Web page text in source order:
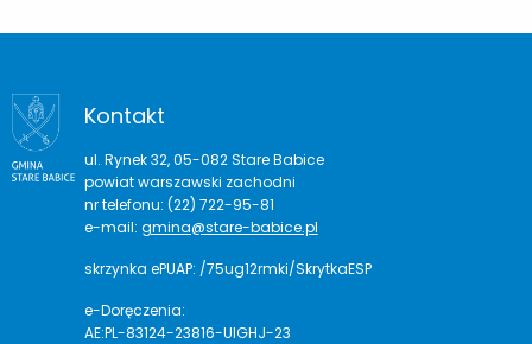
Kontakt
ul. Rynek 32, 05-082 Stare Babice
powiat warszawski zachodni
nr telefonu: (22) 722-95-81
e-mail: gmina@stare-babice.pl
skrzynka ePUAP: /75ug12rmki/SkrytkaESP
e-Doręczenia:
AE:PL-83124-23816-UIGHJ-23